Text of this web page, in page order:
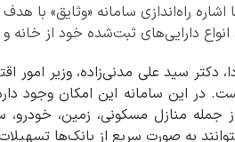
اشاره راه‌اندازی سامانه «وثایق»
دارایی‌های ثبت‌شده خود از خانه و
دکتر سید علی مدنی‌زاده، وزیر امور
در این سامانه این امکان وجود
جمله منازل مسکونی، زمین، خودرو،
به صورت سریع از بانک‌ها